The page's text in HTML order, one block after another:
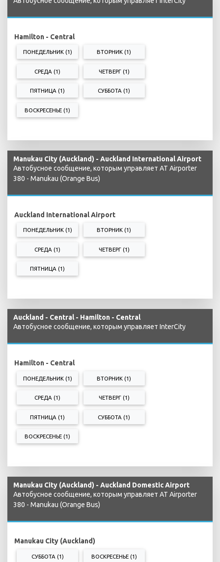
Hamilton - Central
ПОНЕДЕЛЬНИК (1) ВТОРНИК (1)
СРЕДА (1) ЧЕТВЕРГ (1)
ПЯТНИЦА (1) СУББОТА (1)
ВОСКРЕСЕНЬЕ (1)
Manukau City (Auckland) - Auckland International Airport
Автобусное сообщение, которым управляет AT Airporter
380 - Manukau (Orange Bus)
Auckland International Airport
ПОНЕДЕЛЬНИК (1) ВТОРНИК (1)
СРЕДА (1) ЧЕТВЕРГ (1)
ПЯТНИЦА (1)
Auckland - Central - Hamilton - Central
Автобусное сообщение, которым управляет InterCity
Hamilton - Central
ПОНЕДЕЛЬНИК (1) ВТОРНИК (1)
СРЕДА (1) ЧЕТВЕРГ (1)
ПЯТНИЦА (1) СУББОТА (1)
ВОСКРЕСЕНЬЕ (1)
Manukau City (Auckland) - Auckland Domestic Airport
Автобусное сообщение, которым управляет AT Airporter
380 - Manukau (Orange Bus)
Manukau City (Auckland)
СУББОТА (1) ВОСКРЕСЕНЬЕ (1)